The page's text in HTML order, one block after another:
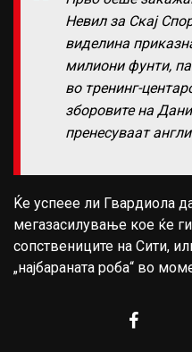
Невил за Скај
виделина
милиони фунти, па
во тренинг-
зборовите на
пренесуваат
Ќе успеее ли Гвардиола
мегазасилување кое ќе
сопствениците на Сити,
„најбараната роба“ во